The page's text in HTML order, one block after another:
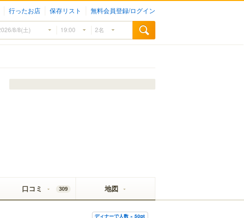
行ったお店 保存リスト 無料会員登録/ログイン
口コミ 309 地図
ディナーで人数 × 50pt